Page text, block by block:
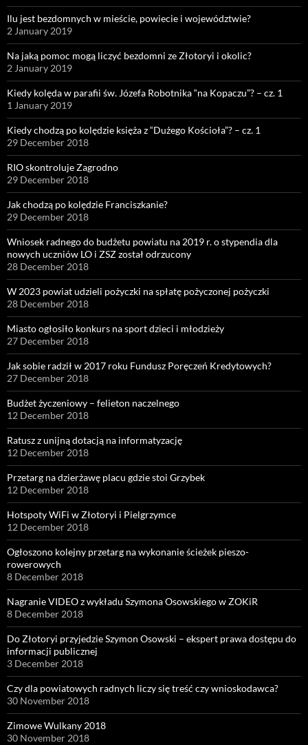
Ilu jest bezdomnych w mieście, powiecie i województwie?
2 January 2019
Na jaką pomoc mogą liczyć bezdomni ze Złotoryi i okolic?
2 January 2019
Kiedy kolęda w parafii św. Józefa Robotnika “na Kopaczu”? – cz. 1
1 January 2019
Kiedy chodzą po kolędzie księża z “Dużego Kościoła”? – cz. 1
29 December 2018
RIO skontroluje Zagrodno
29 December 2018
Jak chodzą po kolędzie Franciszkanie?
29 December 2018
Wniosek radnego do budżetu powiatu na 2019 r. o stypendia dla
nowych uczniów LO i ZSZ został odrzucony
28 December 2018
W 2023 powiat udzieli pożyczki na spłatę pożyczonej pożyczki
28 December 2018
Miasto ogłosiło konkurs na sport dzieci i młodzieży
27 December 2018
Jak sobie radził w 2017 roku Fundusz Poręczeń Kredytowych?
27 December 2018
Budżet życzeniowy – felieton naczelnego
12 December 2018
Ratusz z unijną dotacją na informatyzację
12 December 2018
Przetarg na dzierżawę placu gdzie stoi Grzybek
12 December 2018
Hotspoty WiFi w Złotoryi i Pielgrzymce
12 December 2018
Ogłoszono kolejny przetarg na wykonanie ścieżek pieszo-
rowerowych
8 December 2018
Nagranie VIDEO z wykładu Szymona Osowskiego w ZOKiR
8 December 2018
Do Złotoryi przyjedzie Szymon Osowski – ekspert prawa dostępu do
informacji publicznej
3 December 2018
Czy dla powiatowych radnych liczy się treść czy wnioskodawca?
30 November 2018
Zimowe Wulkany 2018
30 November 2018